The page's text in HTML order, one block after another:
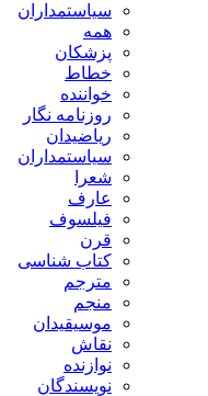
سیاستمداران
همه
پزشکان
خطاط
خواننده
روزنامه نگار
ریاضیدان
سیاستمداران
شعرا
عارف
فیلسوف
قرن
کتاب شناسی
مترجم
منجم
موسیقیدان
نقاش
نوازنده
نویسندگان